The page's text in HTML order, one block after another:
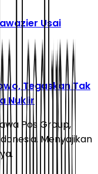
Usai
Tegaskan Tak
Nuklir
Pos Group,
Menyajikan